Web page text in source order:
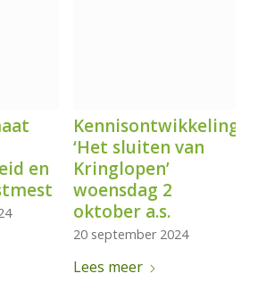
en
Kennisontwikkeling
‘Het sluiten van
Kringlopen’
woensdag 2
oktober a.s.
20 september 2024
Lees meer